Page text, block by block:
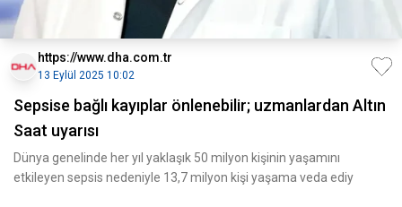
https://www.dha.com.tr
13 Eylül 2025 10:02
Sepsise bağlı kayıplar önlenebilir; uzmanlardan Altın
Saat uyarısı
Dünya genelinde her yıl yaklaşık 50 milyon kişinin yaşamını
etkileyen sepsis nedeniyle 13,7 milyon kişi yaşama veda ediy